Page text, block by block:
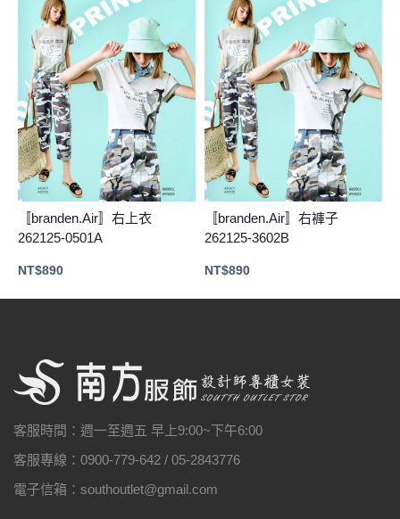
〚branden.Air〛右上衣
262125-0501A
NT$890
〚branden.Air〛右褲子
262125-3602B
NT$890
客服時間：週一至週五 早上9:00~下午6:00
客服專線：0900-779-642 / 05-2843776
電子信箱：southoutlet@gmail.com